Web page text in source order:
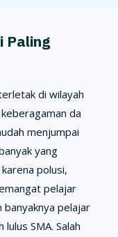
Paling
di wilayah
da
menjumpai
yang
polusi,
pelajar
banyaknya pelajar
SMA. Salah